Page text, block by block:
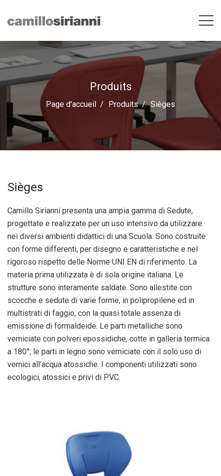
Produits
Page d'accueil Produits Sièges
Sièges
Camillo Sirianni presenta una ampia gamma di Sedute,
progettate e realizzate per un uso intensivo da utilizzare
nei diversi ambienti didattici di una Scuola. Sono costruite
con forme differenti, per disegno e caratteristiche e nel
rigoroso rispetto delle Norme UNI EN di riferimento. La
materia prima utilizzata è di sola origine italiana. Le
strutture sono interamente saldate. Sono allestite con
scocche e sedute di varie forme, in polipropilene ed in
multistrati di faggio, con la quasi totale assenza di
emissione di formaldeide. Le parti metalliche sono
verniciate con polveri epossidiche, cotte in galleria termica
a 180°; le parti in legno sono verniciate con il solo uso di
vernici all’acqua atossiche. I componenti utilizzati sono
ecologici, atossici e privi di PVC.